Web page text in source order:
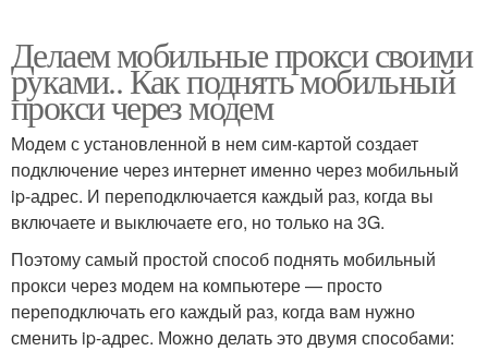
Делаем мобильные прокси своими
руками.. Как поднять мобильный
прокси через модем
Модем с установленной в нем сим-картой создает
подключение через интернет именно через мобильный
ip-адрес. И переподключается каждый раз, когда вы
включаете и выключаете его, но только на 3G.
Поэтому самый простой способ поднять мобильный
прокси через модем на компьютере — просто
переподключать его каждый раз, когда вам нужно
сменить ip-адрес. Можно делать это двумя способами: